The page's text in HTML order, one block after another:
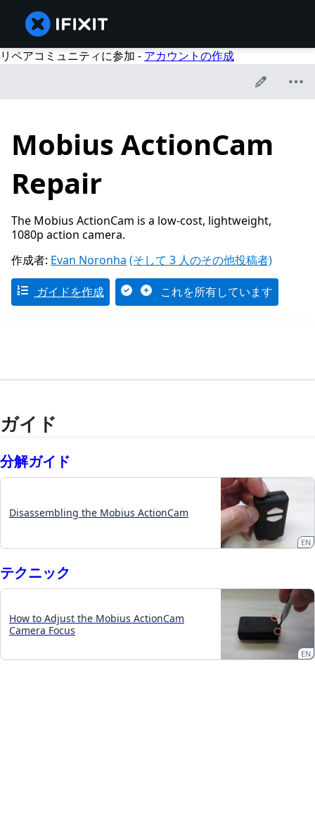
リペアコミュニティに参加 - アカウントの作成
Mobius ActionCam
Repair
The Mobius ActionCam is a low-cost, lightweight,
1080p action camera.
作成者: Evan Noronha (そして 3 人のその他投稿者)
ガイドを作成 これを所有しています
ガイド
分解ガイド
Disassembling the Mobius ActionCam
EN
テクニック
How to Adjust the Mobius ActionCam
Camera Focus
EN